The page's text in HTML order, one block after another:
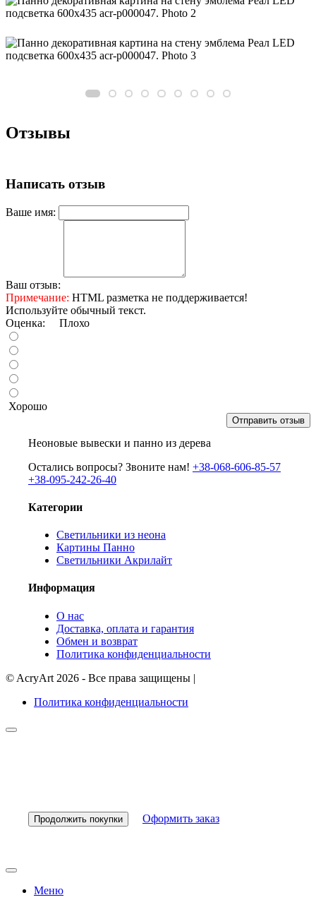
Отзывы
Написать отзыв
Ваше имя:
Ваш отзыв:
Примечание: HTML разметка не поддерживается!
Используйте обычный текст.
Оценка: Плохо
Хорошо
Отправить отзыв
Неоновые вывески и панно из дерева
Остались вопросы? Звоните нам! +38-068-606-85-57
+38-095-242-26-40
Категории
Светильники из неона
Картины Панно
Светильники Акрилайт
Информация
О нас
Доставка, оплата и гарантия
Обмен и возврат
Политика конфиденциальности
© AcryArt 2026 - Все права защищены |
Политика конфиденциальности
Продолжить покупки Оформить заказ
Меню